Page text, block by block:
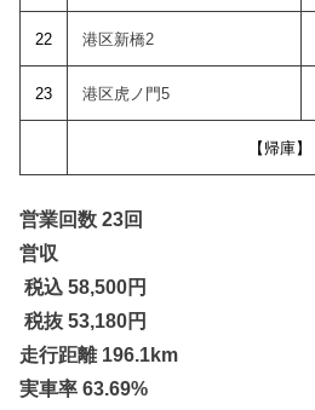
22 港区新橋2
23 港区虎ノ門5
【帰庫】
営業回数 23回
営収
税込 58,500円
税抜 53,180円
走行距離 196.1km
実車率 63.69%